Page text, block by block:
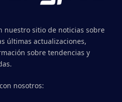
nuestro sitio de noticias sobre
últimas actualizaciones,
sobre tendencias y
nosotros: